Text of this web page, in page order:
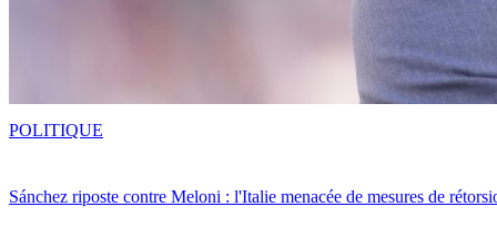
Sánchez riposte contre Meloni : l'Italie menacée de mesures de
POLITIQUE